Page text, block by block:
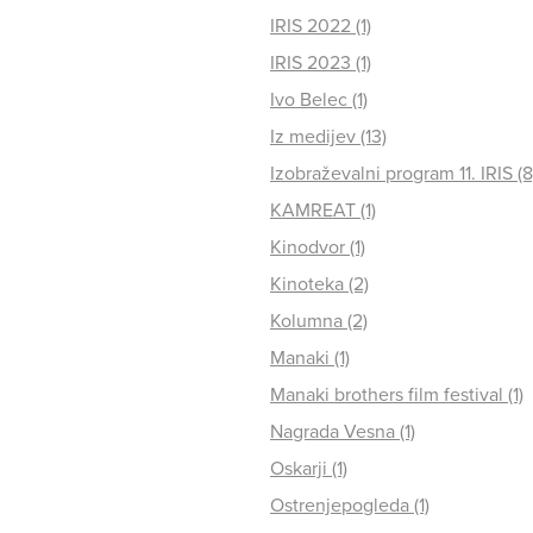
IRIS 2022 (1)
IRIS 2023 (1)
Ivo Belec (1)
Iz medijev (13)
Izobraževalni program 11. IRIS
KAMREAT (1)
Kinodvor (1)
Kinoteka (2)
Kolumna (2)
Manaki (1)
Manaki brothers film festival (1)
Nagrada Vesna (1)
Oskarji (1)
Ostrenjepogleda (1)